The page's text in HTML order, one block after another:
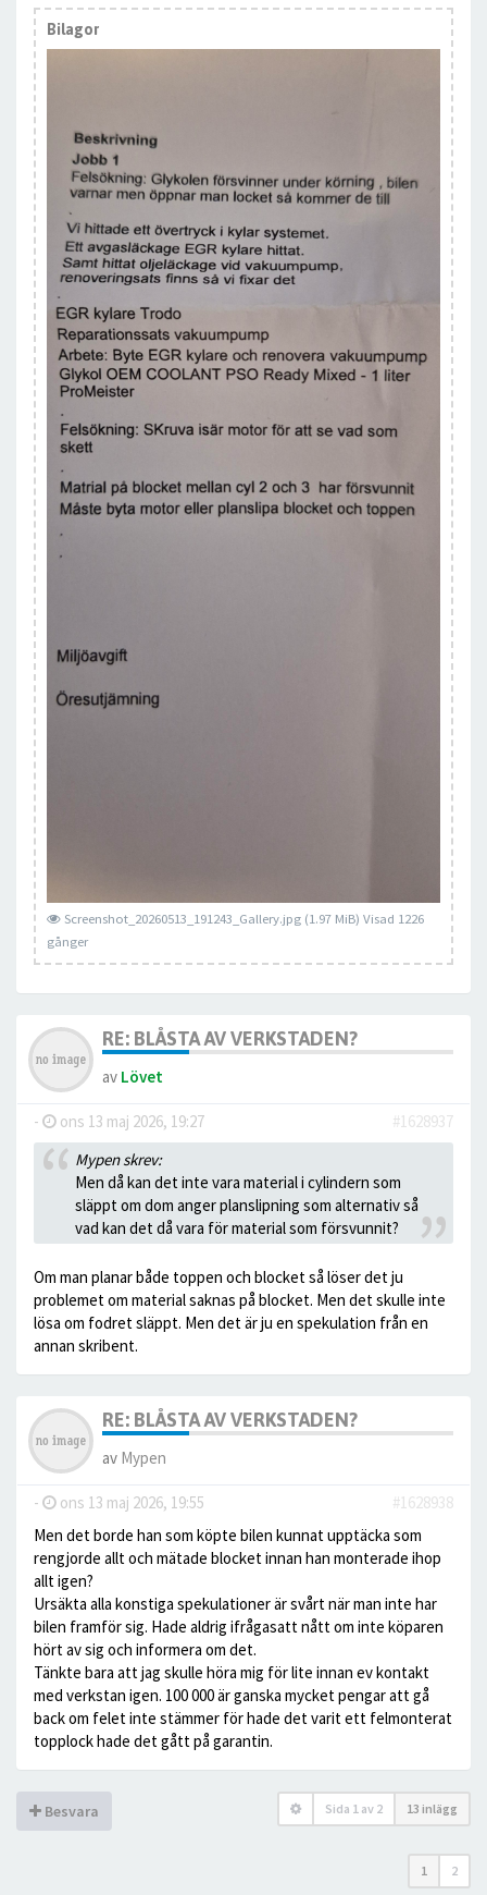
Bilagor
Screenshot_20260513_191243_Gallery.jpg (1.97 MiB) Visad 1226
gånger
RE: BLÅSTA AV VERKSTADEN?
av Lövet
- ons 13 maj 2026, 19:27
#1628937
Mypen skrev:
Men då kan det inte vara material i cylindern som
släppt om dom anger planslipning som alternativ så
vad kan det då vara för material som försvunnit?
Om man planar både toppen och blocket så löser det ju
problemet om material saknas på blocket. Men det skulle inte
lösa om fodret släppt. Men det är ju en spekulation från en
annan skribent.
RE: BLÅSTA AV VERKSTADEN?
av Mypen
- ons 13 maj 2026, 19:55
#1628938
Men det borde han som köpte bilen kunnat upptäcka som
rengjorde allt och mätade blocket innan han monterade ihop
allt igen?
Ursäkta alla konstiga spekulationer är svårt när man inte har
bilen framför sig. Hade aldrig ifrågasatt nått om inte köparen
hört av sig och informera om det.
Tänkte bara att jag skulle höra mig för lite innan ev kontakt
med verkstan igen. 100 000 är ganska mycket pengar att gå
back om felet inte stämmer för hade det varit ett felmonterat
topplock hade det gått på garantin.
Besvara Sida 1 av 2 13 inlägg
1 2